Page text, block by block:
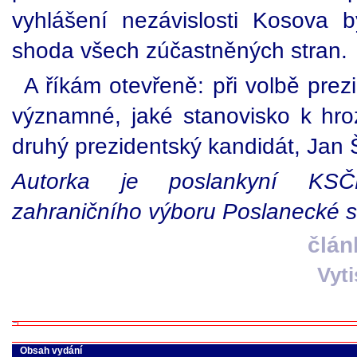
vyhlášení nezávislosti Kosova
shoda všech zúčastněných stran.
A říkám otevřeně: při volbě
významné, jaké stanovisko k
druhý prezidentský kandidát, Jan
Autorka je poslankyní
zahraničního výboru Poslanecké
Obsah vydání